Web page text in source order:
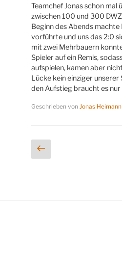
Teamchef Jonas schon mal
zwischen 100 und 300
Beginn des Abends
vorführte und uns das 2:0
mit zwei Mehrbauern
Spieler auf ein Remis,
aufspielen, kamen aber
Lücke kein einziger
den Aufstieg braucht es nur
Geschrieben von Jonas Heimann
Seitennummerierung
der Vorherige
Seite